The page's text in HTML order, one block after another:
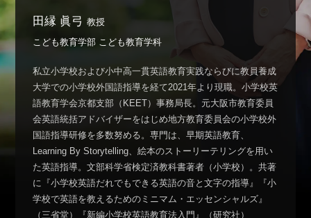
田縁 眞弓 教授
こども教育学部 こども教育学科
私立小学校および小中高一貫英語教育実践ならびに教員養成
大学での小学校外国語指導を経て2021年より現職。小学校英
語教育学会京都支部（KEET）事務局長。元大阪市教育委員
会英語統括アドバイザーをはじめ地方教育委員会の小学校外
国語指導研修を多数努める。専門は、早期英語教育、
Learning By Storytelling、絵本のストーリーテリングを用い
た英語指導。文部科学省検定済教科書著者（小学校）。共著
に『小学校英語だれでもできる英語の音と文字の指導』『小
学校で英語を教えるためのミニマム・エッセンシャルズ』
（三省堂）『新編小学校英語教育法入門』（研究社）